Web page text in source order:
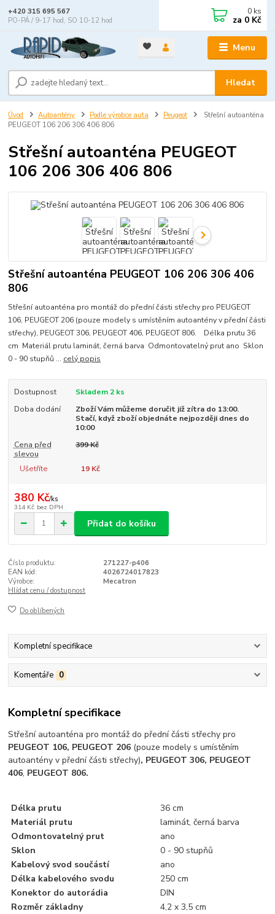
Menu
Hledat
+420 315 695 567
PO-PÁ / 9-17 hod, SO 10-12 hod
0 ks
za 0 Kč
Úvod Autoantény Podle výrobce auta Peugeot
Střešní autoanténa
PEUGEOT 106 206 306 406 806
Střešní autoanténa PEUGEOT
106 206 306 406 806
Střešní autoanténa PEUGEOT 106 206 306 406
806
Střešní autoanténa pro montáž do přední části střechy pro PEUGEOT
106, PEUGEOT 206 (pouze modely s umístěním autoantény v přední části
střechy), PEUGEOT 306, PEUGEOT 406, PEUGEOT 806. Délka prutu 36
cm Materiál prutu laminát, černá barva Odmontovatelný prut ano Sklon
0 - 90 stupňů ... celý popis
Dostupnost
Skladem 2 ks
Doba dodání
Zboží Vám můžeme doručit již zítra do 13:00.
Stačí, když zboží objednáte nejpozději dnes do
10:00
Cena před
slevou
399 Kč
Ušetříte 19 Kč
380 Kč/ks
314 Kč bez DPH
Přidat do košíku
Číslo produktu:
271227-p406
EAN kód:
4026724017823
Výrobce:
Mecatron
Hlídat cenu / dostupnost
Do oblíbených
Kompletní specifikace
Komentáře 0
Kompletní specifikace
Střešní autoanténa pro montáž do přední části střechy pro
PEUGEOT 106, PEUGEOT 206 (pouze modely s umístěním
autoantény v přední části střechy), PEUGEOT 306, PEUGEOT
406, PEUGEOT 806.
Délka prutu
36 cm
Materiál prutu
laminát, černá barva
Odmontovatelný prut
ano
Sklon
0 - 90 stupňů
Kabelový svod součástí
ano
Délka kabelového svodu
250 cm
Konektor do autorádia
DIN
Rozměr základny
4,2 x 3,5 cm